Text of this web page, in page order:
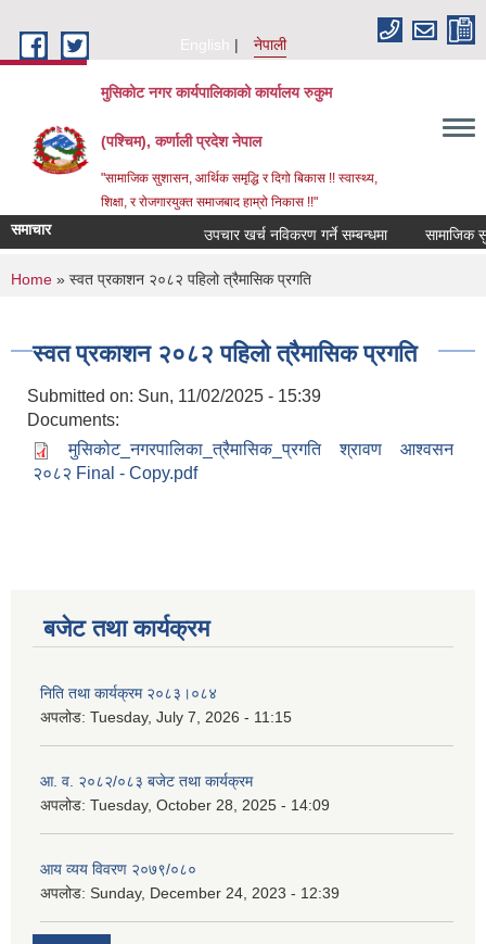
English
नेपाली
मुसिकोट नगर कार्यपालिकाको कार्यालय रुकुम
(पश्चिम), कर्णाली प्रदेश नेपाल
"सामाजिक सुशासन, आर्थिक समृद्धि र दिगो बिकास !! स्वास्थ्य,
शिक्षा, र रोजगारयुक्त समाजबाद हाम्रो निकास !!"
समाचार उपचार खर्च नविकरण गर्ने सम्बन्धमा
You are here
Home » स्वत प्रकाशन २०८२ पहिलो त्रैमासिक प्रगति
स्वत प्रकाशन २०८२ पहिलो त्रैमासिक प्रगति
Submitted on: Sun, 11/02/2025 - 15:39
Documents:
मुसिकोट_नगरपालिका_त्रैमासिक_प्रगति श्रावण आश्वसन
२०८२ Final - Copy.pdf
बजेट तथा कार्यक्रम
निति तथा कार्यक्रम २०८३।०८४
अपलोड: Tuesday, July 7, 2026 - 11:15
आ. व. २०८२/०८३ बजेट तथा कार्यक्रम
अपलोड: Tuesday, October 28, 2025 - 14:09
आय व्यय विवरण २०७९/०८०
अपलोड: Sunday, December 24, 2023 - 12:39